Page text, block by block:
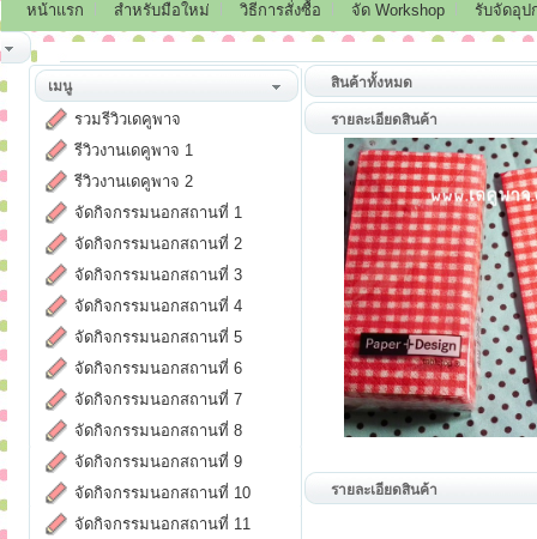
หน้าแรก สำหรับมือใหม่ วิธีการสั่งซื้อ จัด Workshop รับจัดอุป
เมนู
รวมรีวิวเดคูพาจ
รีวิวงานเดคูพาจ 1
รีวิวงานเดคูพาจ 2
จัดกิจกรรมนอกสถานที่ 1
จัดกิจกรรมนอกสถานที่ 2
จัดกิจกรรมนอกสถานที่ 3
จัดกิจกรรมนอกสถานที่ 4
จัดกิจกรรมนอกสถานที่ 5
จัดกิจกรรมนอกสถานที่ 6
จัดกิจกรรมนอกสถานที่ 7
จัดกิจกรรมนอกสถานที่ 8
จัดกิจกรรมนอกสถานที่ 9
จัดกิจกรรมนอกสถานที่ 10
จัดกิจกรรมนอกสถานที่ 11
สินค้าทั้งหมด
รายละเอียดสินค้า
รายละเอียดสินค้า